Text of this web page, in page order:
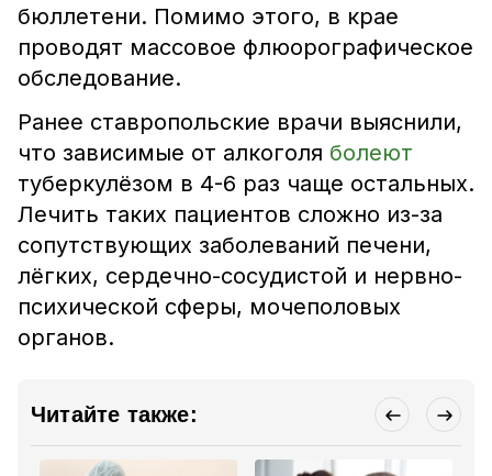
бюллетени. Помимо этого, в крае
проводят массовое флюорографическое
обследование.
Ранее ставропольские врачи выяснили,
что зависимые от алкоголя болеют
туберкулёзом в 4-6 раз чаще остальных.
Лечить таких пациентов сложно из-за
сопутствующих заболеваний печени,
лёгких, сердечно-сосудистой и нервно-
психической сферы, мочеполовых
органов.
Читайте также: